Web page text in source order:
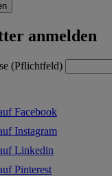
anmelden
(Pflichtfeld)
Facebook
Instagram
Linkedin
Pinterest